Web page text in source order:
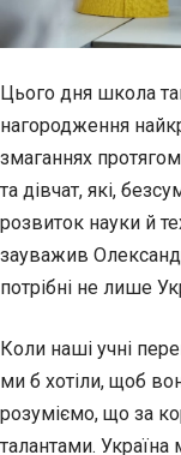
Цього дня школа
нагородження
змаганнях
та дівчат, які,
розвиток науки й
зауважив
потрібні не лише
Коли наші учні
ми б хотіли, щоб
розуміємо, що за
талантами. Україна